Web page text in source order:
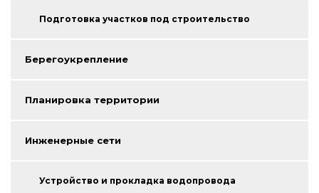
Подготовка участков под строительство
Берегоукрепление
Планировка территории
Инженерные сети
Устройство и прокладка водопровода